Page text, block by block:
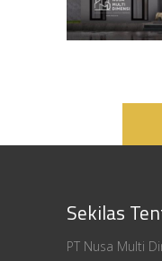
Sekilas
PT Nusa Multi